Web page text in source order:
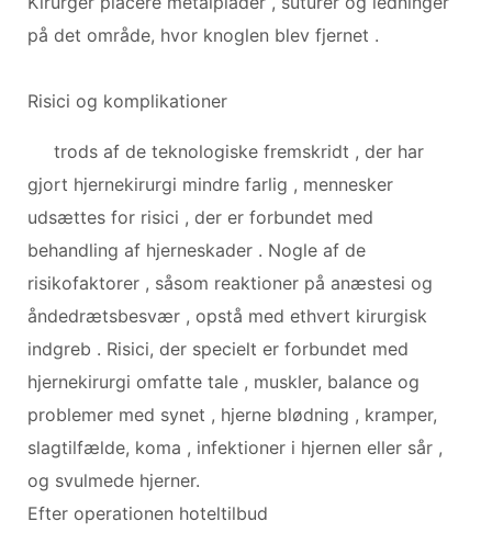
på det område, hvor knoglen blev fjernet .
Risici og komplikationer
trods af de teknologiske fremskridt , der har
gjort hjernekirurgi mindre farlig , mennesker
udsættes for risici , der er forbundet med
behandling af hjerneskader . Nogle af de
risikofaktorer , såsom reaktioner på anæstesi og
åndedrætsbesvær , opstå med ethvert kirurgisk
indgreb . Risici, der specielt er forbundet med
hjernekirurgi omfatte tale , muskler, balance og
problemer med synet , hjerne blødning , kramper,
slagtilfælde, koma , infektioner i hjernen eller sår ,
og svulmede hjerner.
Efter operationen hoteltilbud